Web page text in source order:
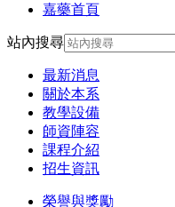
嘉藥首頁
站內搜尋
最新消息
關於本系
教學設備
師資陣容
課程介紹
招生資訊
榮譽與獎勵